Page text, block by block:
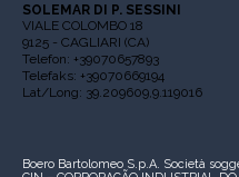
SOLEMAR DI P. SESSINI
VIALE COLOMBO 18
9125 - CAGLIARI (CA)
Telefon: +39070657893
Telefaks: +39070669194
Lat/Long: 39.209609,9.119016
Boero Bartolomeo S.p.A. Società